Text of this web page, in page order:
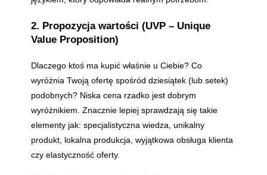
2. Propozycja wartości (UVP – Unique
Value Proposition)
Dlaczego ktoś ma kupić właśnie u Ciebie? Co
wyróżnia Twoją ofertę spośród dziesiątek (lub setek)
podobnych? Niska cena rzadko jest dobrym
wyróżnikiem. Znacznie lepiej sprawdzają się takie
elementy jak: specjalistyczna wiedza, unikalny
produkt, lokalna produkcja, wyjątkowa obsługa klienta
czy elastyczność oferty.